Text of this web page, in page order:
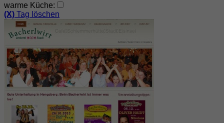
warme Küche:
(X) Tag löschen